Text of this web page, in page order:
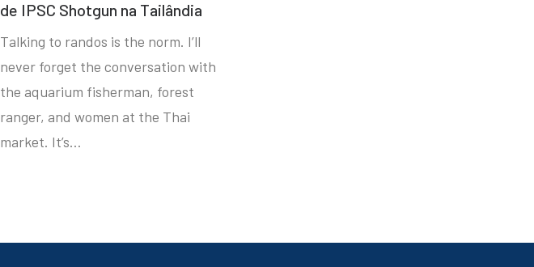
de IPSC Shotgun na Tailândia
Talking to randos is the norm. I’ll
never forget the conversation with
the aquarium fisherman, forest
ranger, and women at the Thai
market. It’s…